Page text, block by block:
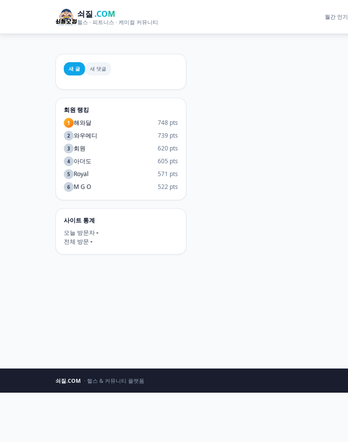
쇠질 .COM
헬스 · 피트니스 · 케미컬 커뮤니티
월간 인기
새 글 새 댓글
회원 랭킹
1 해와달 748 pts
2 와우메디 739 pts
3 회원 620 pts
4 아더도 605 pts
5 Royal 571 pts
6 M G O 522 pts
사이트 통계
오늘 방문자-
전체 방문 -
쇠질.COM · 헬스 & 커뮤니티 플랫폼